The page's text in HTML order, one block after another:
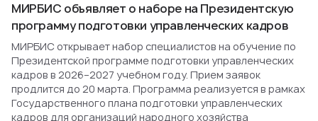
МИРБИС объявляет о наборе на Президентскую
программу подготовки управленческих кадров
МИРБИС открывает набор специалистов на обучение по
Президентской программе подготовки управленческих
кадров в 2026–2027 учебном году. Прием заявок
продлится до 20 марта. Программа реализуется в рамках
Государственного плана подготовки управленческих
кадров для организаций народного хозяйства